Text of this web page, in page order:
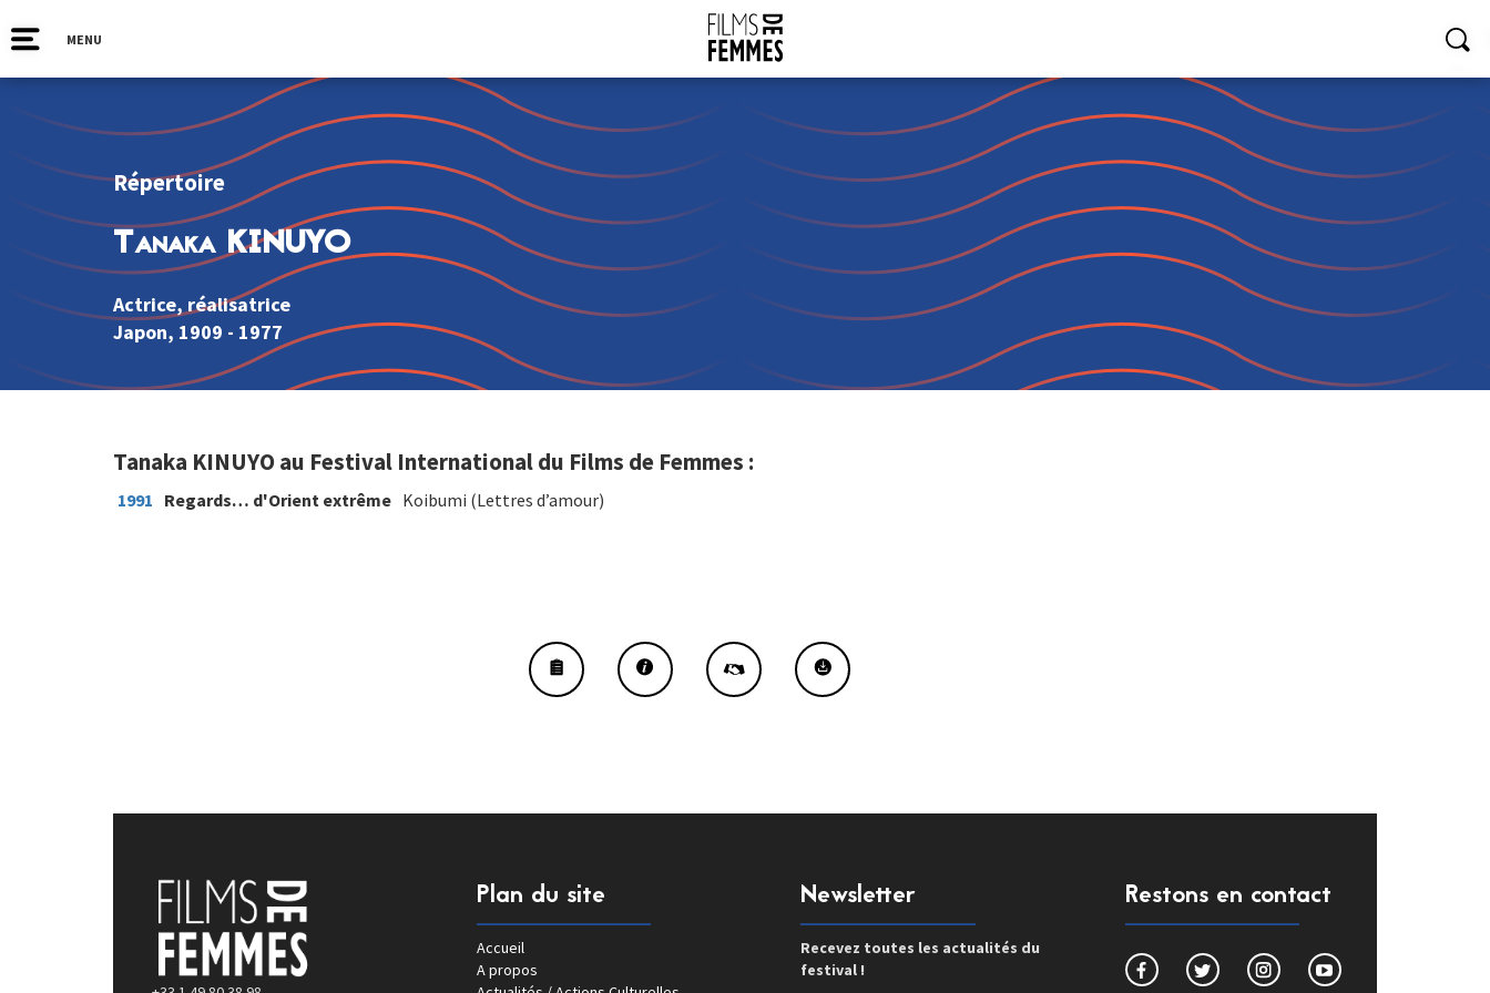
MENU
Répertoire
Tanaka KINUYO
Actrice, réalisatrice
Japon, 1909 - 1977
Tanaka KINUYO au Festival International du Films de Femmes :
1991 Regards… d'Orient extrême Koibumi (Lettres d’amour)
Plan du site
Accueil
A propos
Newsletter
Recevez toutes les actualités du
festival !
Restons en contact